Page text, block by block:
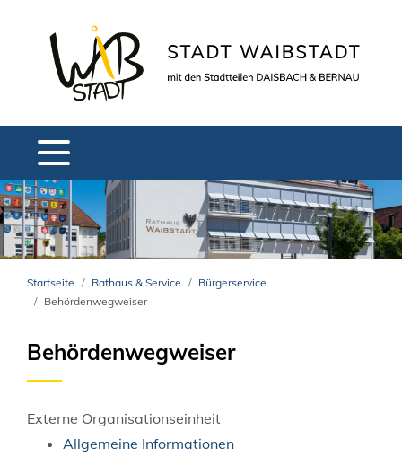
Startseite Rathaus & Service
Bürgerservice
Behördenwegweiser
Behördenwegweiser
Externe Organisationseinheit
Allgemeine Informationen